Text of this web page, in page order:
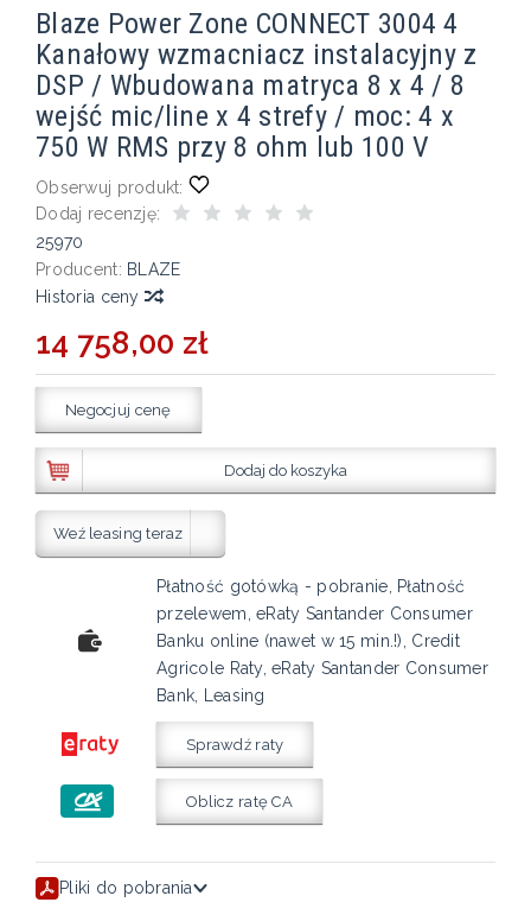
Blaze Power Zone CONNECT 3004 4
Kanałowy wzmacniacz instalacyjny z
DSP / Wbudowana matryca 8 x 4 / 8
wejść mic/line x 4 strefy / moc: 4 x
750 W RMS przy 8 ohm lub 100 V
Obserwuj produkt:
Dodaj recenzję:
25970
Producent: BLAZE
Historia ceny
14 758,00 zł
Negocjuj cenę
Dodaj do koszyka
Weź leasing teraz
Płatność gotówką - pobranie, Płatność
przelewem, eRaty Santander Consumer
Banku online (nawet w 15 min.!), Credit
Agricole Raty, eRaty Santander Consumer
Bank, Leasing
Sprawdź raty
Oblicz ratę CA
Pliki do pobrania